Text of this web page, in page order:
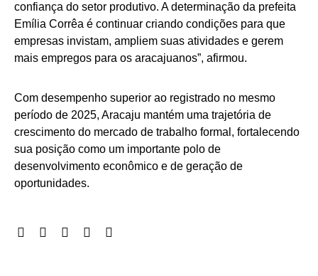
confiança do setor produtivo. A determinação da prefeita
Emília Corrêa é continuar criando condições para que
empresas invistam, ampliem suas atividades e gerem
mais empregos para os aracajuanos”, afirmou.
Com desempenho superior ao registrado no mesmo
período de 2025, Aracaju mantém uma trajetória de
crescimento do mercado de trabalho formal, fortalecendo
sua posição como um importante polo de
desenvolvimento econômico e de geração de
oportunidades.